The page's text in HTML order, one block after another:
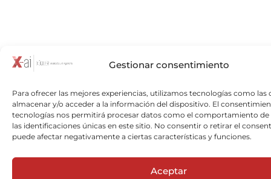
Gestionar consentimiento
Para ofrecer las mejores experiencias, utilizamos tecnologías como las
almacenar y/o acceder a la información del dispositivo. El
tecnologías nos permitirá procesar datos como el comportamiento de
las identificaciones únicas en este sitio. No consentir o retirar el
puede afectar negativamente a ciertas características y funciones.
Aceptar